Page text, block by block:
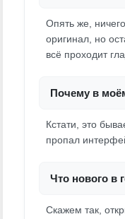
Опять же,
оригинал, но
всё проходит
Почему в
Кстати, это
пропал
Что нового в
Скажем так,